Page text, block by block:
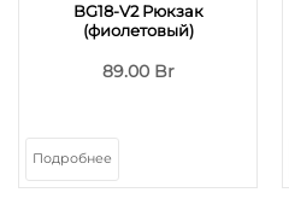
BG18-V2 Рюкзак
(фиолетовый)
89.00 Br
Подробнее